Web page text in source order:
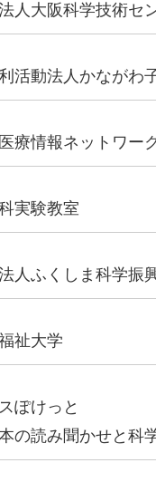
人大阪科学技術セ
活動法人かながわ
療情報ネットワー
実験教室
人ふくしま科学振
祉大学
ぽけっと
の読み聞かせと科